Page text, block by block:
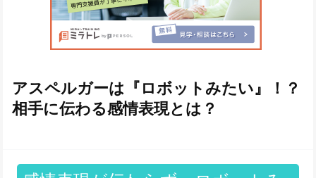
アスペルガーは『ロボットみたい』！？
相手に伝わる感情表現とは？